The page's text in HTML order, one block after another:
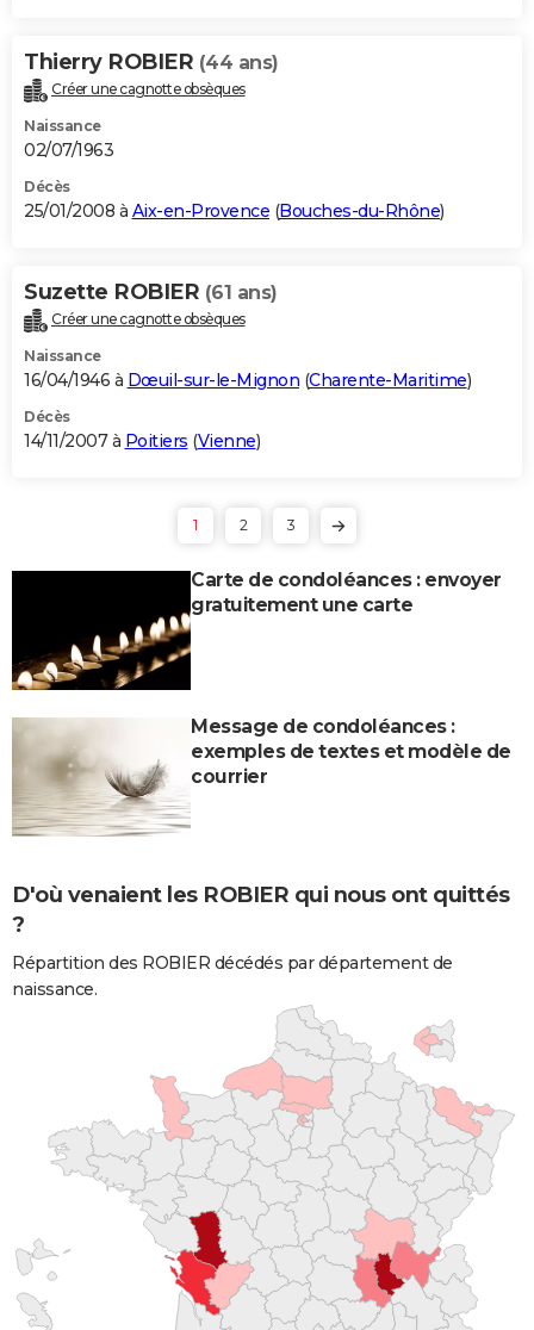
Thierry ROBIER (44 ans)
Créer une cagnotte obsèques
Naissance
02/07/1963
Décès
25/01/2008 à Aix-en-Provence (Bouches-du-Rhône)
Suzette ROBIER (61 ans)
Créer une cagnotte obsèques
Naissance
16/04/1946 à Dœuil-sur-le-Mignon (Charente-Maritime)
Décès
14/11/2007 à Poitiers (Vienne)
1 2 3
Carte de condoléances : envoyer
gratuitement une carte
Message de condoléances :
exemples de textes et modèle de
courrier
D'où venaient les ROBIER qui nous ont quittés
?
Répartition des ROBIER décédés par département de
naissance.